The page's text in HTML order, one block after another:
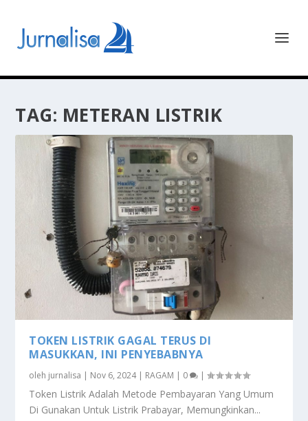
TAG: METERAN LISTRIK
TOKEN LISTRIK GAGAL TERUS DI
MASUKKAN, INI PENYEBABNYA
oleh jurnalisa | Nov 6, 2024| RAGAM | 0 |
Token Listrik Adalah Metode Pembayaran Yang Umum
Di Gunakan Untuk Listrik Prabayar, Memungkinkan...